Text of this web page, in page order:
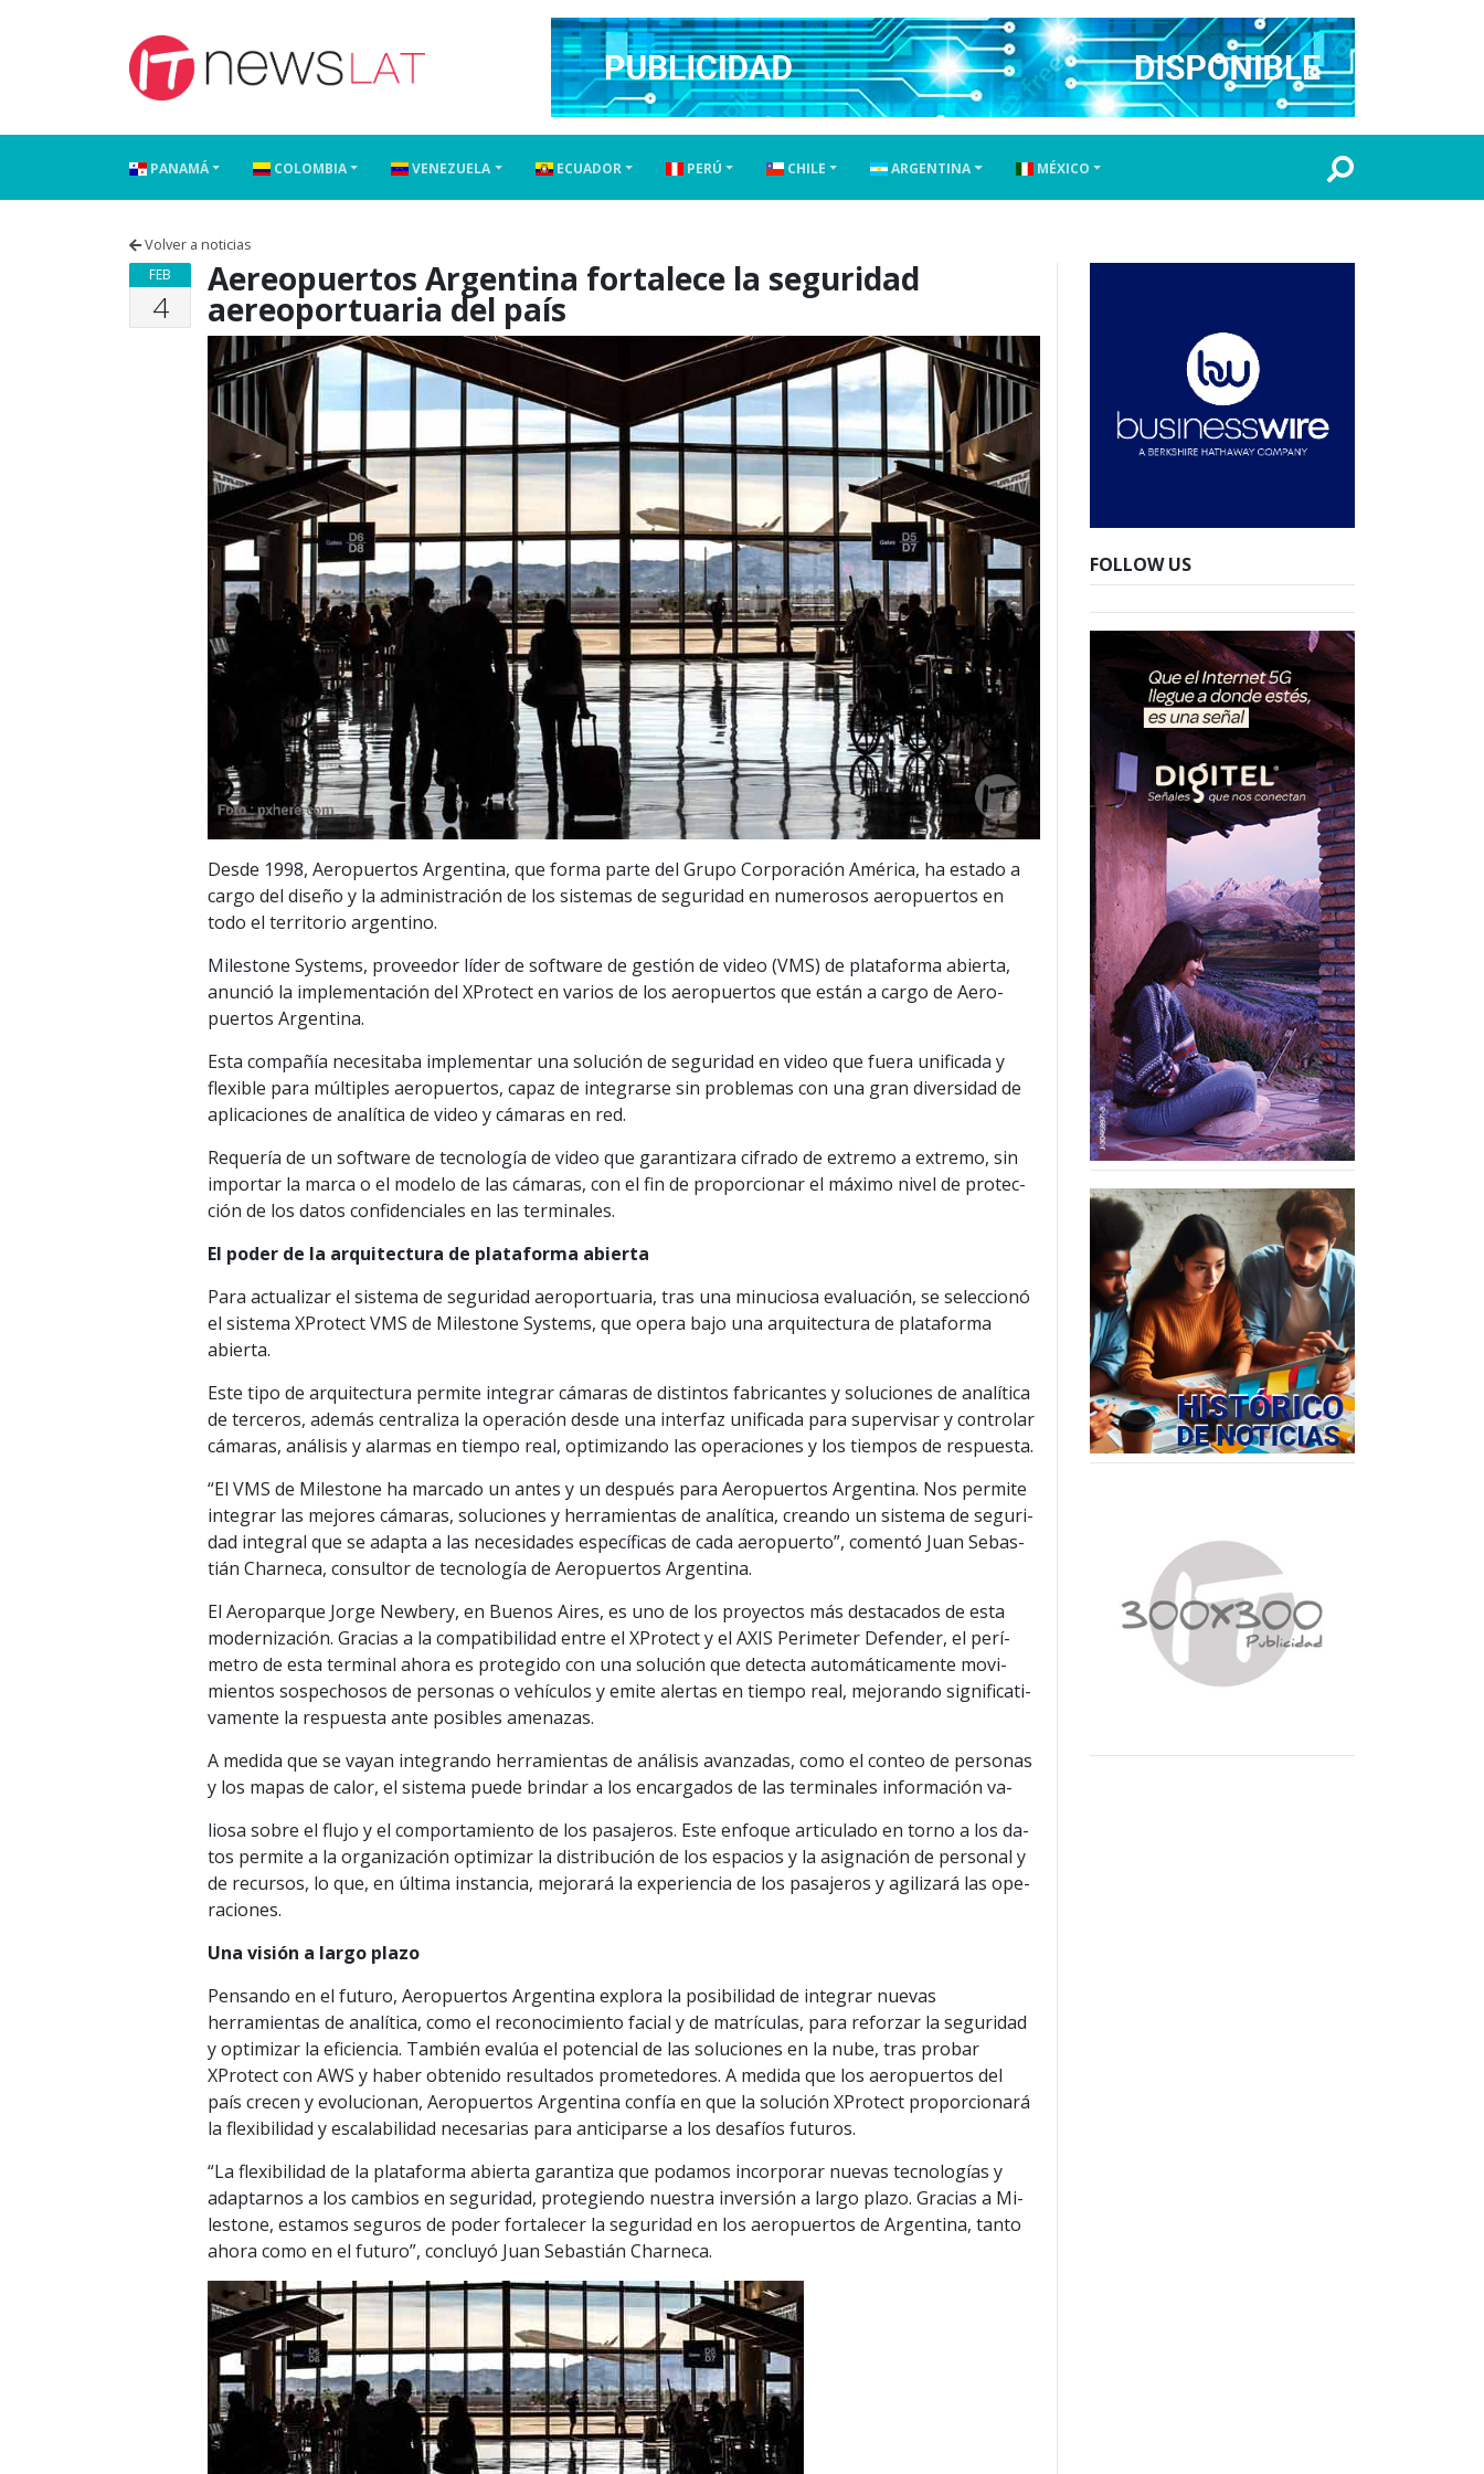
PANAMÁ COLOMBIA VENEZUELA ECUADOR PERÚ CHILE ARGENTINA MÉXICO
Volver a noticias
FEB
4
Aereopuertos Argentina fortalece la seguridad
aereoportuaria del país
Desde 1998, Aeropuertos Argentina, que forma parte del Grupo Corporación América, ha estado a
cargo del diseño y la administración de los sistemas de seguridad en numerosos aeropuertos en
todo el territorio argentino.
Milestone Systems, proveedor líder de software de gestión de video (VMS) de plataforma abierta,
anunció la implementación del XProtect en varios de los aeropuertos que están a cargo de Aero-
puertos Argentina.
Esta compañía necesitaba implementar una solución de seguridad en video que fuera unificada y
flexible para múltiples aeropuertos, capaz de integrarse sin problemas con una gran diversidad de
aplicaciones de analítica de video y cámaras en red.
Requería de un software de tecnología de video que garantizara cifrado de extremo a extremo, sin
importar la marca o el modelo de las cámaras, con el fin de proporcionar el máximo nivel de protec-
ción de los datos confidenciales en las terminales.
El poder de la arquitectura de plataforma abierta
Para actualizar el sistema de seguridad aeroportuaria, tras una minuciosa evaluación, se seleccionó
el sistema XProtect VMS de Milestone Systems, que opera bajo una arquitectura de plataforma
abierta.
Este tipo de arquitectura permite integrar cámaras de distintos fabricantes y soluciones de analítica
de terceros, además centraliza la operación desde una interfaz unificada para supervisar y controlar
cámaras, análisis y alarmas en tiempo real, optimizando las operaciones y los tiempos de respuesta.
“El VMS de Milestone ha marcado un antes y un después para Aeropuertos Argentina. Nos permite
integrar las mejores cámaras, soluciones y herramientas de analítica, creando un sistema de seguri-
dad integral que se adapta a las necesidades específicas de cada aeropuerto”, comentó Juan Sebas-
tián Charneca, consultor de tecnología de Aeropuertos Argentina.
El Aeroparque Jorge Newbery, en Buenos Aires, es uno de los proyectos más destacados de esta
modernización. Gracias a la compatibilidad entre el XProtect y el AXIS Perimeter Defender, el perí-
metro de esta terminal ahora es protegido con una solución que detecta automáticamente movi-
mientos sospechosos de personas o vehículos y emite alertas en tiempo real, mejorando significati-
vamente la respuesta ante posibles amenazas.
A medida que se vayan integrando herramientas de análisis avanzadas, como el conteo de personas
y los mapas de calor, el sistema puede brindar a los encargados de las terminales información va-
liosa sobre el flujo y el comportamiento de los pasajeros. Este enfoque articulado en torno a los da-
tos permite a la organización optimizar la distribución de los espacios y la asignación de personal y
de recursos, lo que, en última instancia, mejorará la experiencia de los pasajeros y agilizará las ope-
raciones.
Una visión a largo plazo
Pensando en el futuro, Aeropuertos Argentina explora la posibilidad de integrar nuevas
herramientas de analítica, como el reconocimiento facial y de matrículas, para reforzar la seguridad
y optimizar la eficiencia. También evalúa el potencial de las soluciones en la nube, tras probar
XProtect con AWS y haber obtenido resultados prometedores. A medida que los aeropuertos del
país crecen y evolucionan, Aeropuertos Argentina confía en que la solución XProtect proporcionará
la flexibilidad y escalabilidad necesarias para anticiparse a los desafíos futuros.
“La flexibilidad de la plataforma abierta garantiza que podamos incorporar nuevas tecnologías y
adaptarnos a los cambios en seguridad, protegiendo nuestra inversión a largo plazo. Gracias a Mi-
lestone, estamos seguros de poder fortalecer la seguridad en los aeropuertos de Argentina, tanto
ahora como en el futuro”, concluyó Juan Sebastián Charneca.
FOLLOW US